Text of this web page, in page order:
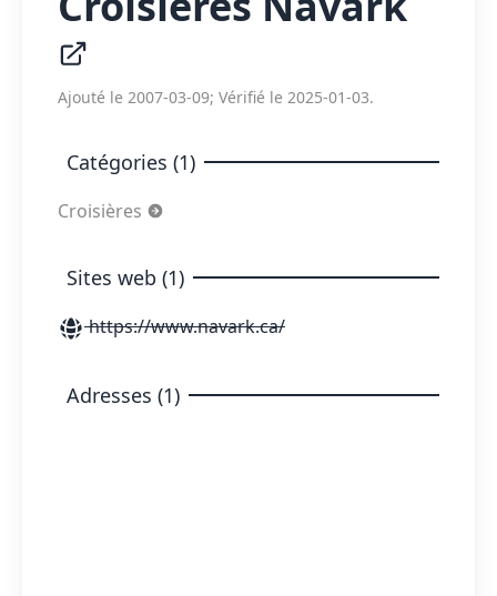
Ajouté le 2007-03-09; Vérifié le 2025-01-03.
Catégories (1)
Croisières
Sites web (1)
https://www.navark.ca/
Adresses (1)